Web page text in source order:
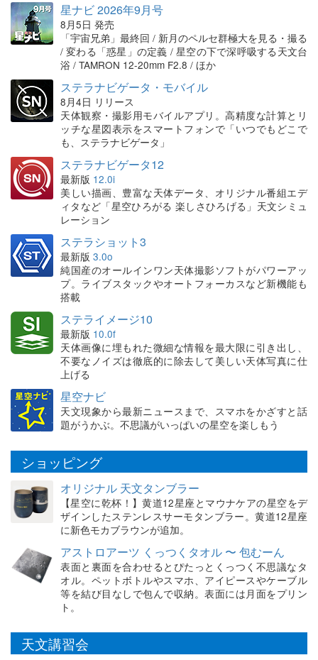
星ナビ 2026年9月号
8月5日 発売
「宇宙兄弟」最終回 / 新月のペルセ群極大を見る・撮る
/ 変わる「惑星」の定義 / 星空の下で深呼吸する天文台
浴 / TAMRON 12-20mm F2.8 / ほか
ステラナビゲータ・モバイル
8月4日 リリース
天体観察・撮影用モバイルアプリ。高精度な計算とリ
ッチな星図表示をスマートフォンで「いつでもどこで
も、ステラナビゲータ」
ステラナビゲータ12
最新版 12.0i
美しい描画、豊富な天体データ、オリジナル番組エデ
ィタなど「星空ひろがる 楽しさひろげる」天文シミュ
レーション
ステラショット3
最新版 3.0o
純国産のオールインワン天体撮影ソフトがパワーアッ
プ。ライブスタックやオートフォーカスなど新機能も
搭載
ステライメージ10
最新版 10.0f
天体画像に埋もれた微細な情報を最大限に引き出し、
不要なノイズは徹底的に除去して美しい天体写真に仕
上げる
星空ナビ
天文現象から最新ニュースまで、スマホをかざすと話
題がうかぶ。不思議がいっぱいの星空を楽しもう
ショッピング
オリジナル 天文タンブラー
【星空に乾杯！】黄道12星座とマウナケアの星空をデ
ザインしたステンレスサーモタンブラー。黄道12星座
に新色モカブラウンが追加。
アストロアーツ くっつくタオル 〜 包むーん
表面と裏面を合わせるとぴたっとくっつく不思議なタ
オル。ペットボトルやスマホ、アイピースやケーブル
等を結び目なしで包んで収納。表面には月面をプリン
ト。
天文講習会